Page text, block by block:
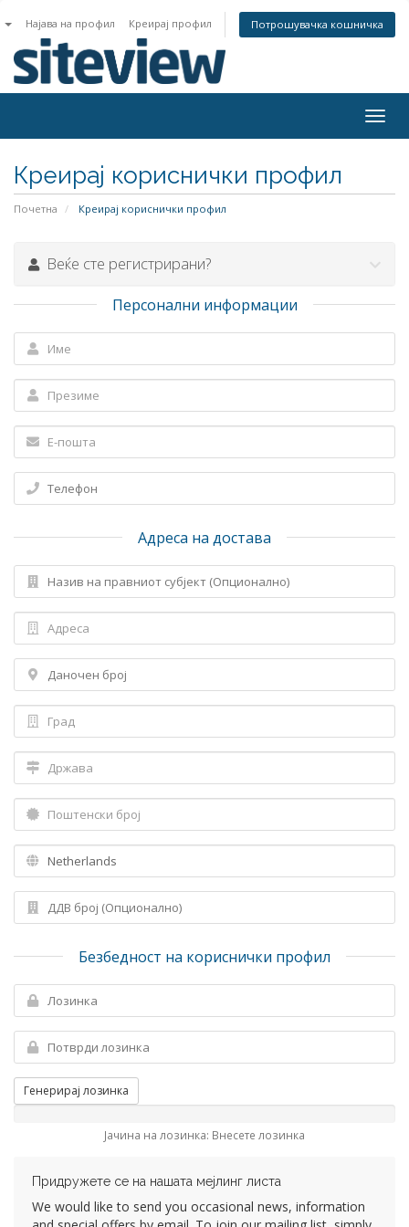
Најава на профил Креирај профил Потрошувачка кошничка
Креирај кориснички профил
Почетна Креирај кориснички профил
Веќе сте регистрирани?
Персонални информации
Адреса на достава
Безбедност на кориснички профил
Генерирај лозинка
Јачина на лозинка: Внесете лозинка
Придружете се на нашата мејлинг листа
We would like to send you occasional news, information